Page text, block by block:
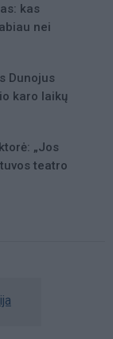
kas
nei
Dunojus
karo laikų
„Jos
teatro